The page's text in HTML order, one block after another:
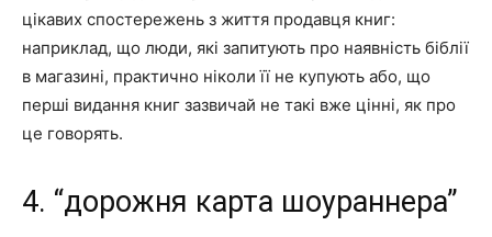
цікавих спостережень з життя продавця книг:
наприклад, що люди, які запитують про наявність біблії
в магазині, практично ніколи її не купують або, що
перші видання книг зазвичай не такі вже цінні, як про
це говорять.
4. “дорожня карта шоураннера”